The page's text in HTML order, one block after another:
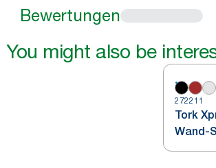
Bewertungen
You might also be
272211
Tork
Wand-